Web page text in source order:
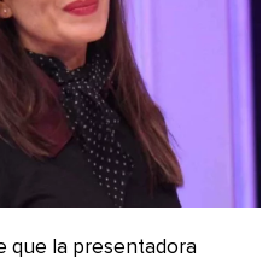
que la presentadora